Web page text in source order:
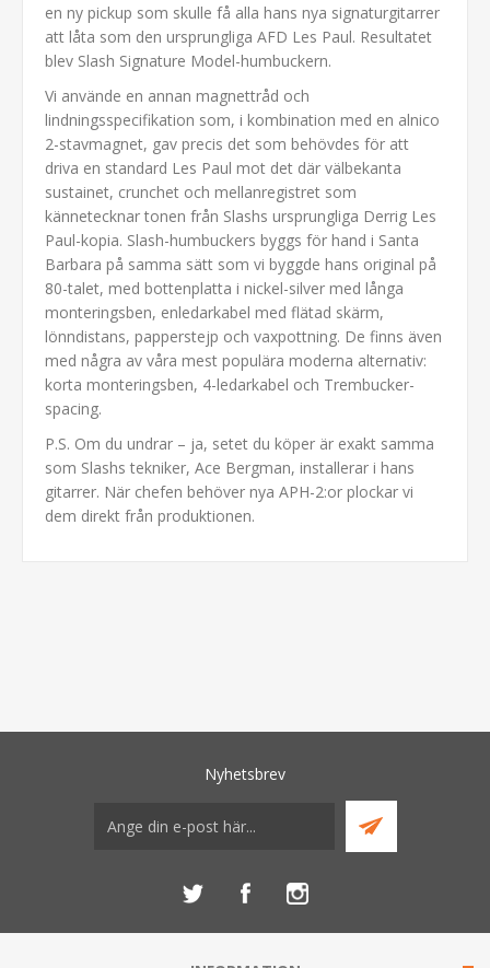
en ny pickup som skulle få alla hans nya signaturgitarrer
att låta som den ursprungliga AFD Les Paul. Resultatet
blev Slash Signature Model-humbuckern.
Vi använde en annan magnettråd och
lindningsspecifikation som, i kombination med en alnico
2-stavmagnet, gav precis det som behövdes för att
driva en standard Les Paul mot det där välbekanta
sustainet, crunchet och mellanregistret som
kännetecknar tonen från Slashs ursprungliga Derrig Les
Paul-kopia. Slash-humbuckers byggs för hand i Santa
Barbara på samma sätt som vi byggde hans original på
80-talet, med bottenplatta i nickel-silver med långa
monteringsben, enledarkabel med flätad skärm,
lönndistans, papperstejp och vaxpottning. De finns även
med några av våra mest populära moderna alternativ:
korta monteringsben, 4-ledarkabel och Trembucker-
spacing.
P.S. Om du undrar – ja, setet du köper är exakt samma
som Slashs tekniker, Ace Bergman, installerar i hans
gitarrer. När chefen behöver nya APH-2:or plockar vi
dem direkt från produktionen.
Nyhetsbrev